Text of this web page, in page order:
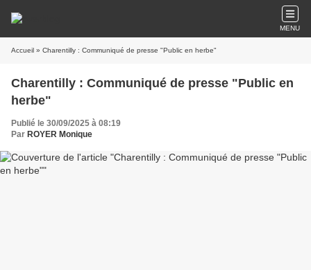
MENU
Accueil » Charentilly : Communiqué de presse "Public en herbe"
Charentilly : Communiqué de presse "Public en
herbe"
Publié le 30/09/2025 à 08:19
Par ROYER Monique